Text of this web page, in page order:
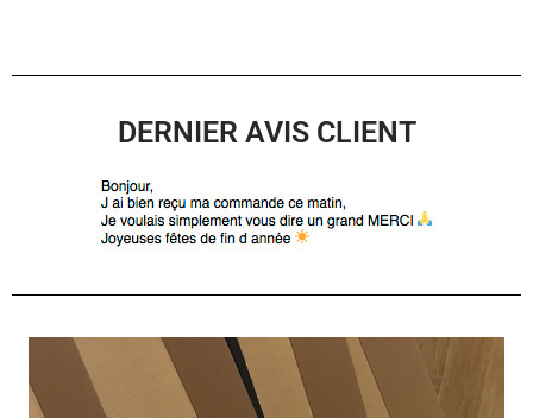
DERNIER AVIS CLIENT